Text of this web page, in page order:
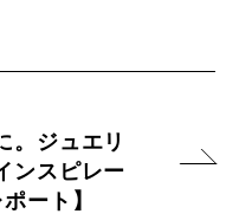
。ジュエリ
ンスピレー
ート】